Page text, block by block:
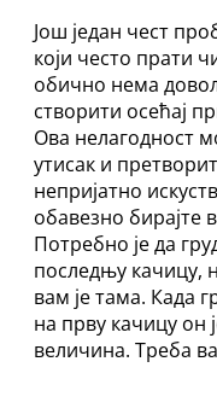
Још један чест
који често прати
обично нема
створити осећај
Ова нелагодност
утисак и
непријатно
обавезно бирајте
Потребно је да
последњу качицу,
вам је тама. Када
на прву качицу он
величина. Треба